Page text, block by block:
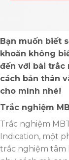
Bạn muốn biết
khoăn không
đến với bài trắc
cách bản thân
cho mình nhé!
Trắc nghiệm
Trắc nghiệm
Indication, một
trắc nghiệm tâm